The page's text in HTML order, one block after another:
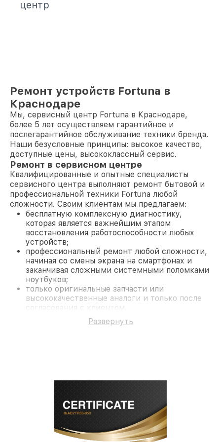
центр
Ремонт устройств Fortuna в
Краснодаре
Мы, сервисный центр Fortuna в Краснодаре,
более 5 лет осуществляем гарантийное и
послегарантийное обслуживание техники бренда.
Наши безусловные принципы: высокое качество,
доступные цены, высококлассный сервис.
Ремонт в сервисном центре
Квалифицированные и опытные специалисты
сервисного центра выполняют ремонт бытовой и
профессиональной техники Fortuna любой
сложности. Своим клиентам мы предлагаем:
бесплатную комплексную диагностику,
которая является важнейшим этапом
восстановления работоспособности любых
устройств;
профессиональный ремонт любой сложности,
начиная со смены экрана на смартфонах и
заканчивая сложными системными поломками
ноутбуков;
только оригинальные запчасти или
высококачественные аналоги и только после
согласования с клиентом.
На все работы и замененные комплектующие
предоставляется длительная гарантия. В случае
современное оборудование и
лицензированное ПО в ремонтно-
диагностических мастерских;
собственный склад комплектующих, что
Развернуть